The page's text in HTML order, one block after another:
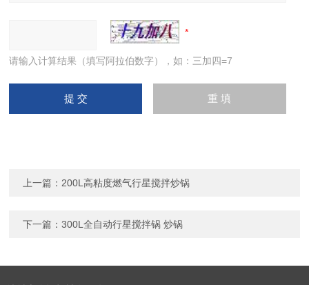
请输入计算结果（填写阿拉伯数字），如：三加四=7
上一篇： 200L高粘度燃气行星搅拌炒锅
下一篇：300L全自动行星搅拌锅 炒锅